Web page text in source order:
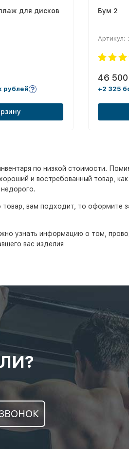
для дисков
рублей
Бум 2
Артикул:
46 500
+2 325
по низкой стоимости.
и востребованный товар,
вам подходит, то оформите
узнать информацию о том,
вас изделия